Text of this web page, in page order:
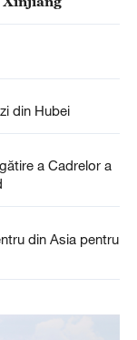
din Hubei
a Cadrelor a
din Asia pentru